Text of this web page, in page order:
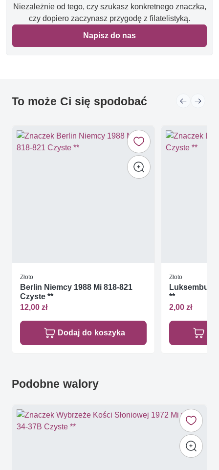
Niezależnie od tego, czy szukasz konkretnego znaczka,
czy dopiero zaczynasz przygodę z filatelistyką.
Napisz do nas
To może Ci się spodobać
Złoto
Berlin Niemcy 1988 Mi 818-821
Czyste **
12,00 zł
Dodaj do koszyka
Złoto
Luksemburg
**
2,00 zł
Podobne walory